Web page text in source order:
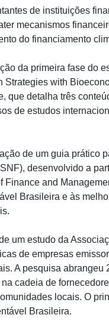
de instituições
mecanismos
do financiamento
da primeira fase do
Strategies with
que detalha três
de estudos
de um guia prático
desenvolvido a
Finance and
Brasileira e às
um estudo da
de empresas
A pesquisa
cadeia de
locais. O
Brasileira.